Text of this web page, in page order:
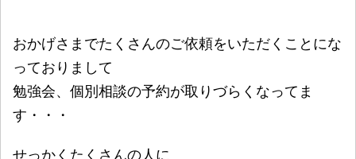
おかげさまでたくさんのご依頼をいただくことにな
っておりまして
勉強会、個別相談の予約が取りづらくなってま
す・・・
せっかくたくさんの人に